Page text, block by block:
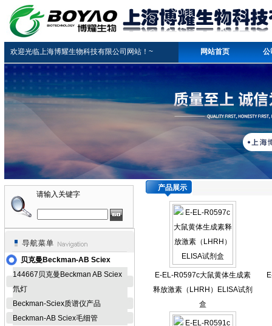
欢迎光临上海博耀生物科技有限公司网站！~ 网站首页 公
请输入关键字
贝克曼Beckman-AB Sciex
144667贝克曼Beckman AB Sciex
氘灯
Beckman-Sciex质谱仪产品
Beckman-AB Sciex毛细管
产品展示
E-EL-R0597c大鼠黄体生成素
释放激素（LHRH）ELISA试剂
盒